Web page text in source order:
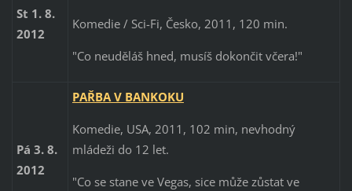
St 1. 8.
2012
Komedie / Sci-Fi, Česko, 2011, 120 min.
"Co neuděláš hned, musíš dokončit včera!"
Pá 3. 8.
2012
PAŘBA V BANKOKU
Komedie, USA, 2011, 102 min, nevhodný
mládeži do 12 let.
"Co se stane ve Vegas, sice může zůstat ve